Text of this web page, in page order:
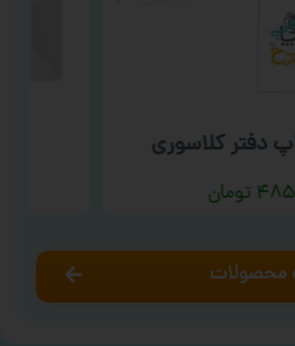
دفتر کلاسوری
تومان
محصولات